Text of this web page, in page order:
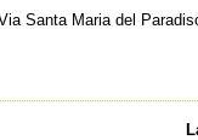
Santa Maria del